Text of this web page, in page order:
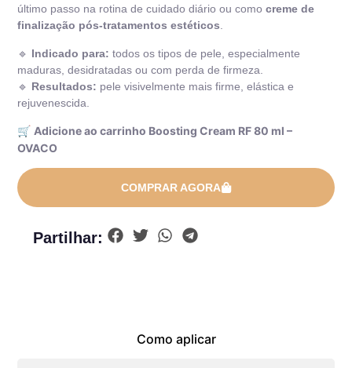
último passo na rotina de cuidado diário ou comocreme de
finalização pós-tratamentos estéticos
🔹 Indicado para: todos os tipos de pele, especialmente
maduras, desidratadas ou com perda de firmeza.
🔹 Resultados: pele visivelmente mais firme, elástica e
rejuvenescida.
🛒 Adicione ao carrinho Boosting Cream RF 80 ml –
OVACO
COMPRAR AGORA
Partilhar:
Como aplicar